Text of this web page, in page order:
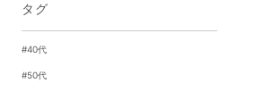
タグ
#40代
#50代